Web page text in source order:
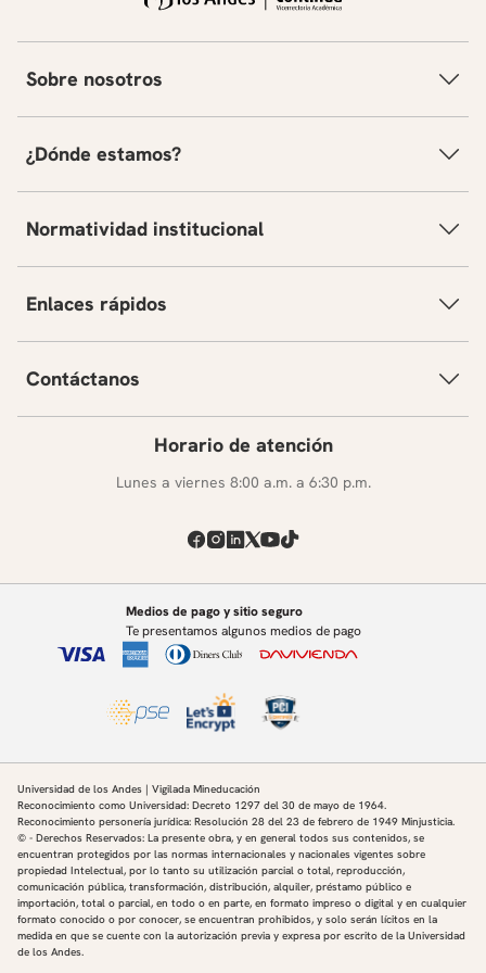
Sobre nosotros
¿Dónde estamos?
Normatividad institucional
Enlaces rápidos
Contáctanos
Horario de atención
Lunes a viernes 8:00 a.m. a 6:30 p.m.
Medios de pago y sitio seguro
Te presentamos algunos medios de pago
Universidad de los Andes | Vigilada Mineducación
Reconocimiento como Universidad: Decreto 1297 del 30 de mayo de 1964.
Reconocimiento personería jurídica: Resolución 28 del 23 de febrero de 1949 Minjusticia.
© - Derechos Reservados: La presente obra, y en general todos sus contenidos, se
encuentran protegidos por las normas internacionales y nacionales vigentes sobre
propiedad Intelectual, por lo tanto su utilización parcial o total, reproducción,
comunicación pública, transformación, distribución, alquiler, préstamo público e
importación, total o parcial, en todo o en parte, en formato impreso o digital y en cualquier
formato conocido o por conocer, se encuentran prohibidos, y solo serán lícitos en la
medida en que se cuente con la autorización previa y expresa por escrito de la Universidad
de los Andes.